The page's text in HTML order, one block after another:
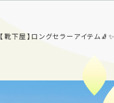
【靴下屋】ロングセラーアイテム🧦✨